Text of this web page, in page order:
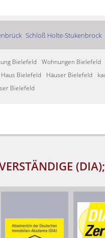
Schloß Holte-Stukenbrock
Bielefeld Wohnungen Bielefeld
Haus Bielefeld Häuser Bielefeld
Bielefeld